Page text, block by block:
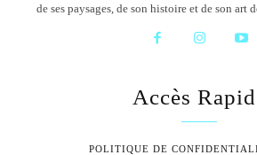
de ses paysages, de son histoire et de son art
Accès
POLITIQUE DE